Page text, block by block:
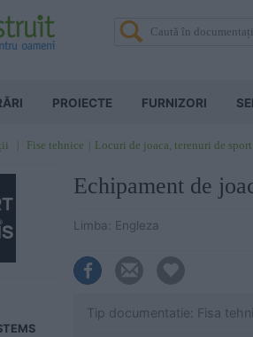
PROIECTE FURNIZORI
Fise tehnice Locuri de joaca, terenuri de sport
Echipament de
Limba: Engleza
Tip documentatie: Fisa